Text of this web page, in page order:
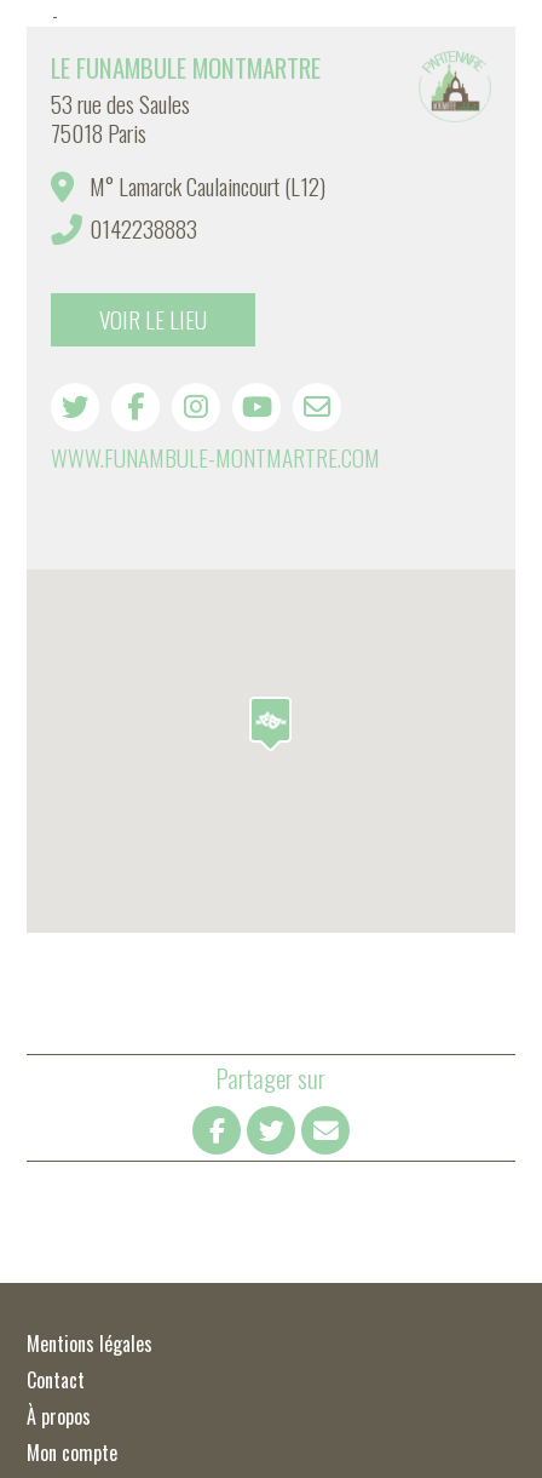
-
LE FUNAMBULE MONTMARTRE
53 rue des Saules
75018 Paris
M° Lamarck Caulaincourt (L12)
0142238883
VOIR LE LIEU
WWW.FUNAMBULE-MONTMARTRE.COM
Partager sur
Mentions légales
Contact
À propos
Mon compte